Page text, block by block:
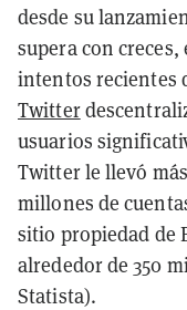
desde su
supera con
intentos recientes
Twitter
usuarios
Twitter le llevó
millones de
sitio propiedad de
alrededor de 350
Statista).